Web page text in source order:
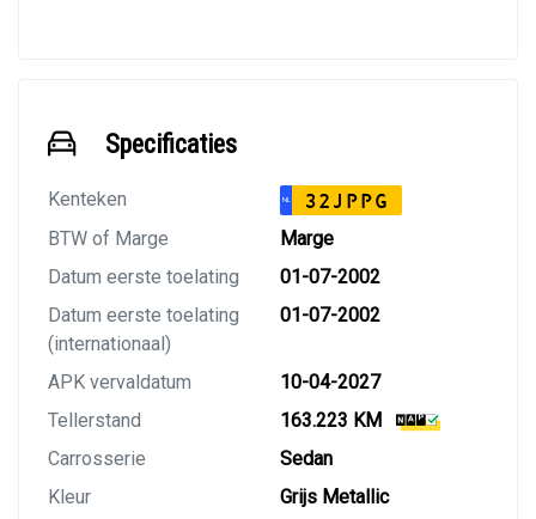
Specificaties
Kenteken NL 32JPPG
BTW of Marge
Marge
Datum eerste toelating
01-07-2002
Datum eerste toelating
(internationaal)
01-07-2002
APK vervaldatum
10-04-2027
Tellerstand
163.223 KM
Carrosserie
Sedan
Kleur
Grijs Metallic